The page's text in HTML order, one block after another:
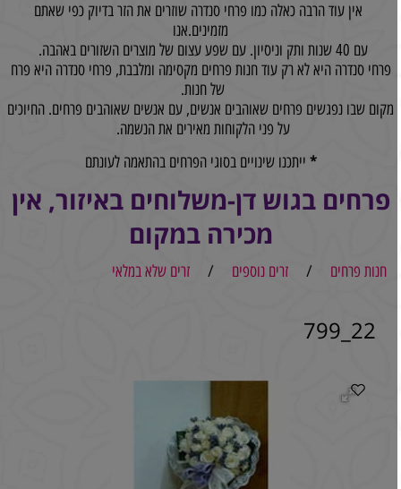
אין עוד הרבה כאלה כמו פרחי סנדרה שוזרים את הזר בדיוק כפי שאתם
מזמינים.אנו
עם 40 שנות ותק וניסיון. עם שפע עצום של מוצרים השזורים באהבה.
פרחי סנדרה היא לא רק עוד חנות פרחים מקסימה ומלבבת, פרחי סנדרה היא פרח
של חנות.
מקום שבו נפגשים פרחים שאוהבים אנשים, עם אנשים שאוהבים פרחים. החיוכים
על פני הלקוחות מאירים את הנשמה.
*ייתכנו שינויים בסוגי הפרחים בהתאמה לעונתם
פרחים בגוש דן-משלוחים באיזור, אין
מכירה במקום
חנות פרחים / זרים נוספים / זרים שלא במלאי
22_799